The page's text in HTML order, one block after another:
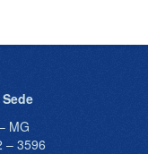
MG
– 3596